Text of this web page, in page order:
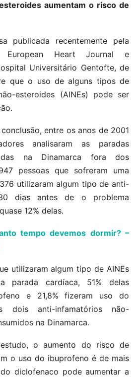
aumentam o risco de
publicada recentemente pela
European Heart Journal e
Universitário Gentofte, de
que o uso de alguns tipos de
esteroides (AINEs) pode ser
entre os anos de 2001
analisaram as paradas
na Dinamarca fora dos
pessoas que sofreram uma
utilizaram algum tipo de anti-
dias antes de o problema
12% delas.
tempo devemos dormir? –
utilizaram algum tipo de AINEs
parada cardíaca, 51% delas
e 21,8% fizeram uso do
dois anti-infamatórios não-
na Dinamarca.
o aumento do risco de
o uso do ibuprofeno é de mais
diclofenaco pode aumentar a